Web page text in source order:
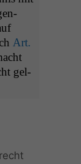
Art.
gel­